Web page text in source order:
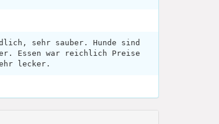
sehr sauber. Hunde sind
Essen war reichlich Preise
lecker.